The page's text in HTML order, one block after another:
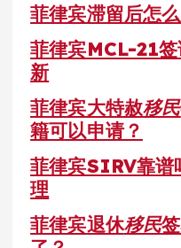
菲律宾滞留后怎
菲律宾MCL-21
新
菲律宾大特赦移民
籍可以申请？
菲律宾SIRV靠谱
理
菲律宾退休移民